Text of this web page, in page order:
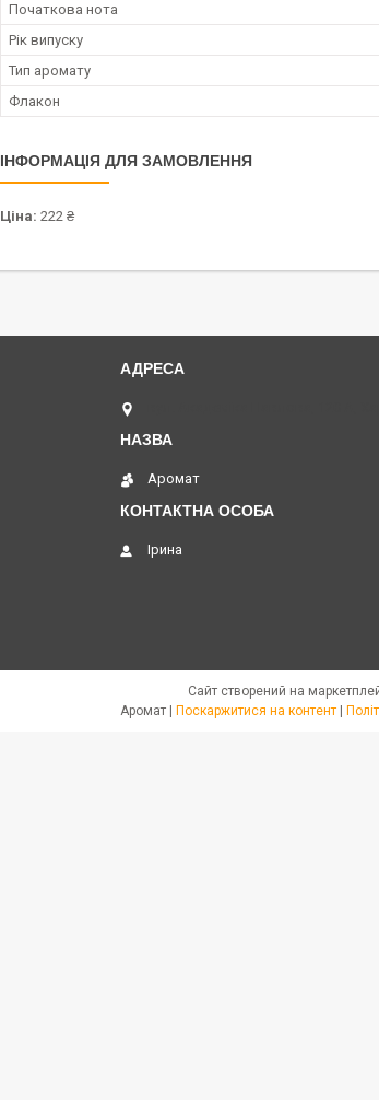
Початкова нота
Рік випуску
Тип аромату
Флакон
ІНФОРМАЦІЯ ДЛЯ ЗАМОВЛЕННЯ
Ціна: 222 ₴
Аромат
Ірина
Сайт створений на
Поскаржитися на контент